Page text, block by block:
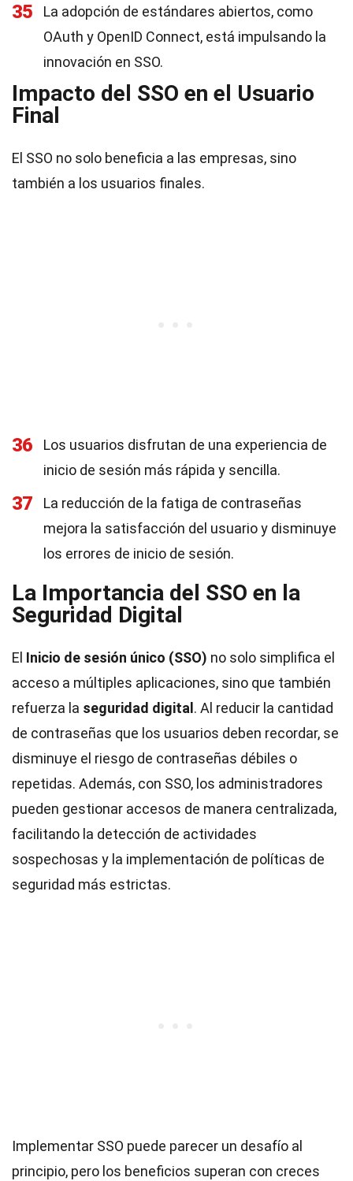
35
La adopción de estándares abiertos, como
OAuth y OpenID Connect, está impulsando la
innovación en SSO.
Impacto del SSO en el Usuario
Final
El SSO no solo beneficia a las empresas, sino
también a los usuarios finales.
36
Los usuarios disfrutan de una experiencia de
inicio de sesión más rápida y sencilla.
37
La reducción de la fatiga de contraseñas
mejora la satisfacción del usuario y disminuye
los errores de inicio de sesión.
La Importancia del SSO en la
Seguridad Digital
El Inicio de sesión único (SSO) no solo simplifica el
acceso a múltiples aplicaciones, sino que también
refuerza la seguridad digital . Al reducir la cantidad
de contraseñas que los usuarios deben recordar, se
disminuye el riesgo de contraseñas débiles o
repetidas. Además, con SSO, los administradores
pueden gestionar accesos de manera centralizada,
facilitando la detección de actividades
sospechosas y la implementación de políticas de
seguridad más estrictas.
Implementar SSO puede parecer un desafío al
principio, pero los beneficios superan con creces